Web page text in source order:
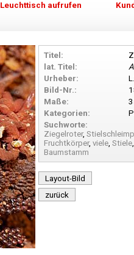
Leuchttisch aufrufen
Titel:
lat. Titel:
Urheber:
Bild-Nr.:
Maße:
Kategorien:
Suchworte:
Ziegelroter,
Fruchtkörper, viele, Stiele,
Baumstamm
Layout-Bild
zurück